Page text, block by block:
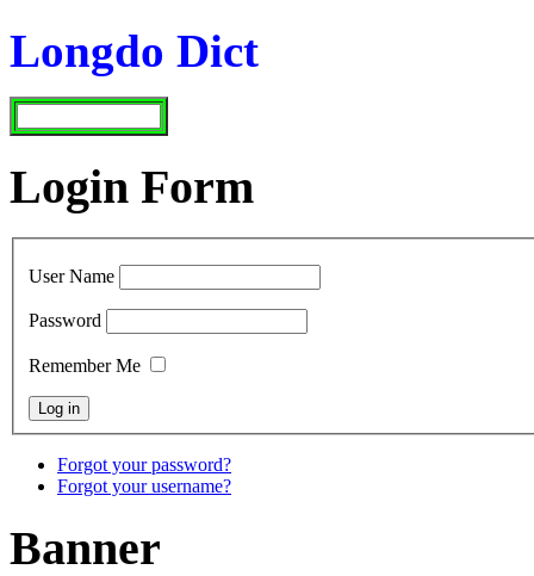
Longdo Dict
Login Form
User Name
Password
Remember Me
Forgot your password?
Forgot your username?
Banner